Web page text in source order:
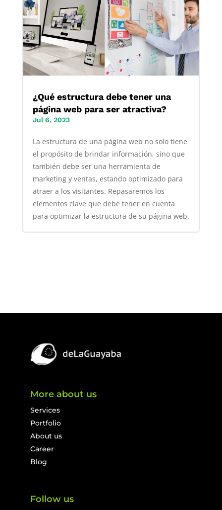
¿Qué estructura debe tener una
página web para ser atractiva?
Jul 6, 2023
La estructura de una página web no solo tiene
el propósito de brindar información, sino que
también debe ser una herramienta de
marketing y ventas, estando optimizado para
atraer a los visitantes. Repasaremos los
elementos clave que debe tener en cuenta
para optimizar la estructura de su página web.
More about us
Services
Portfolio
About us
Career
Blog
Follow us